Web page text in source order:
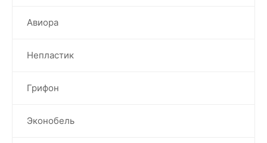
Авиора
Непластик
Грифон
Эконобель